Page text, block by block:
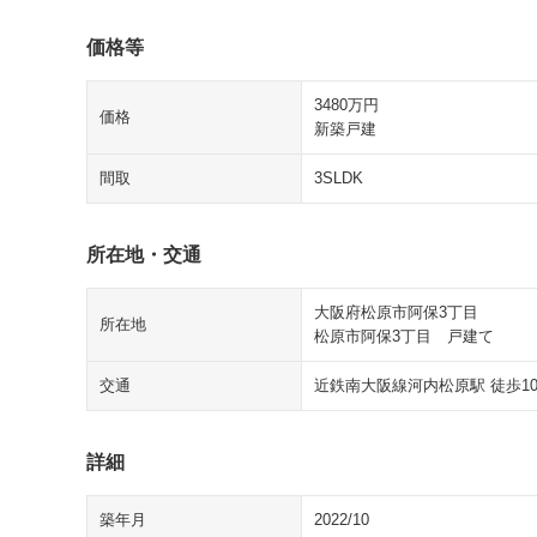
価格等
価格
3480万円
新築戸建
間取 3SLDK
所在地・交通
所在地
大阪府松原市阿保3丁目
松原市阿保3丁目 戸建て
交通 近鉄南大阪線河内松原駅 徒歩
詳細
築年月 2022/10